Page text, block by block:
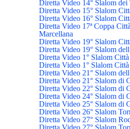
Diretta Video 14° Slalom dei
Diretta Video 15° Slalom
Diretta Video 16° Slalom
Diretta Video 17ª Coppa
Marcellana
Diretta Video 19° Slalom
Diretta Video 19° Slalom
Diretta Video 1° Slalom
Diretta Video 1° Slalom
Diretta Video 21° Slalom
Diretta Video 21° Slalom di
Diretta Video 22° Slalom di
Diretta Video 24° Slalom di
Diretta Video 25° Slalom di
Diretta Video 26° Slalom
Diretta Video 27° Slalom
Diretta Video 27° Slalom